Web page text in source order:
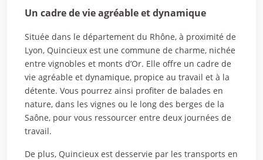
Un cadre de vie agréable et dynamique
Située dans le département du Rhône, à proximité de
Lyon, Quincieux est une commune de charme, nichée
entre vignobles et monts d’Or. Elle offre un cadre de
vie agréable et dynamique, propice au travail et à la
détente. Vous pourrez ainsi profiter de balades en
nature, dans les vignes ou le long des berges de la
Saône, pour vous ressourcer entre deux journées de
travail.
De plus, Quincieux est desservie par les transports en